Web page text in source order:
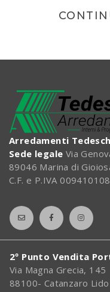
Arredamenti
Sede legale Via
89046 Marina di
C.F. e P.IVA
2º Punto Vendita
Via Magna Grecia, 145
88100- Catanzaro